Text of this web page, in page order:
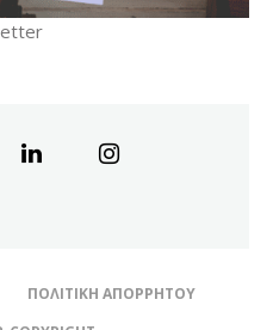
ΠΟΛΙΤΙΚΉ ΑΠΟΡΡΉΤΟΥ